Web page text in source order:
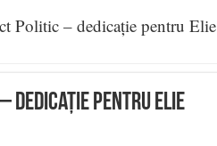
Politic – dedicație pentru Elie
dedicație pentru Elie